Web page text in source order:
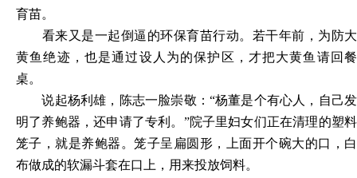
育苗。
看来又是一起倒逼的环保育苗行动。若干年前，为防大
黄鱼绝迹，也是通过设人为的保护区，才把大黄鱼请回餐
桌。
说起杨利雄，陈志一脸崇敬： “杨董是个有心人，自己发
明了养鲍器，还申请了专利。”院子里妇女们正在清理的塑料
笼子，就是养鲍器。笼子呈扁圆形，上面开个碗大的口，白
布做成的软漏斗套在口上，用来投放饲料。